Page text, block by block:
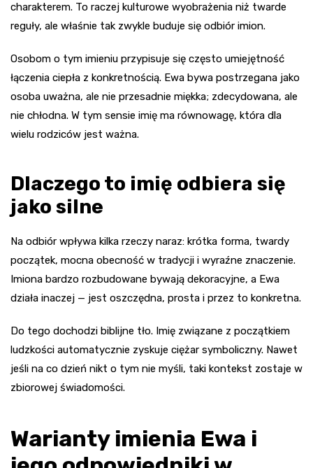
charakterem. To raczej kulturowe wyobrażenia niż twarde
reguły, ale właśnie tak zwykle buduje się odbiór imion.
Osobom o tym imieniu przypisuje się często umiejętność
łączenia ciepła z konkretnością. Ewa bywa postrzegana jako
osoba uważna, ale nie przesadnie miękka; zdecydowana, ale
nie chłodna. W tym sensie imię ma równowagę, która dla
wielu rodziców jest ważna.
Dlaczego to imię odbiera się
jako silne
Na odbiór wpływa kilka rzeczy naraz: krótka forma, twardy
początek, mocna obecność w tradycji i wyraźne znaczenie.
Imiona bardzo rozbudowane bywają dekoracyjne, a Ewa
działa inaczej — jest oszczędna, prosta i przez to konkretna.
Do tego dochodzi biblijne tło. Imię związane z początkiem
ludzkości automatycznie zyskuje ciężar symboliczny. Nawet
jeśli na co dzień nikt o tym nie myśli, taki kontekst zostaje w
zbiorowej świadomości.
Warianty imienia Ewa i